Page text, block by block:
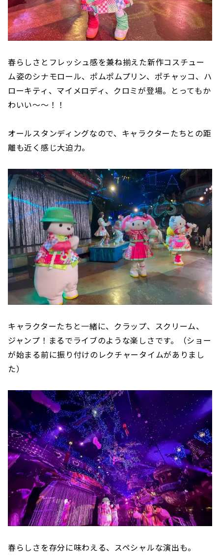
春らしさとフレッシュ感を兼ね揃えた新作コスチュー
ム姿のシナモロール、ポムポムプリン、ポチャッコ、ハ
ローキティ、マイメロディ、クロミが登場。とってもか
わいい〜〜！！
オールスタンディングなので、キャラクターたちとの距
離も近く感じ大迫力。
キャラクターたちと一緒に、クラップ、スクリーム、
ジャンプ！まるでライブのような楽しさです。（ショー
が始まる前に振り付けのレクチャータイムがありまし
た）
春らしさを存分に味わえる、スペシャルな演出も。